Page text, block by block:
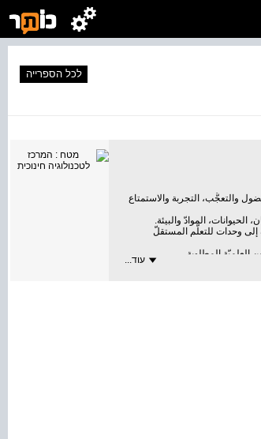
לכל הספרייה
والتعجُّب، التجربة والاستمتاع
الموادّ والبيئة.
إلى وحدات للتعلّم المستقلّ
المطلوبة.
في العلوم والتكنولوجيا للصفّעוד...